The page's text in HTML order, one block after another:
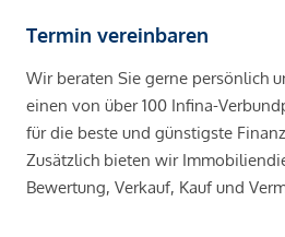
Termin vereinbaren
Wir beraten Sie gerne persönlich
einen von über 100 Infina-
für die beste und günstigste
Zusätzlich bieten wir
Bewertung, Verkauf, Kauf und